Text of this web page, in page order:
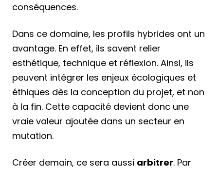
conséquences.
Dans ce domaine, les profils hybrides ont un
avantage. En effet, ils savent relier
esthétique, technique et réflexion. Ainsi, ils
peuvent intégrer les enjeux écologiques et
éthiques dès la conception du projet, et non
à la fin. Cette capacité devient donc une
vraie valeur ajoutée dans un secteur en
mutation.
Créer demain, ce sera aussi arbitrer. Par